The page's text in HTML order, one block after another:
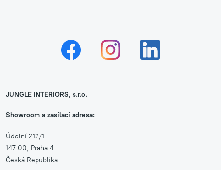
JUNGLE INTERIORS, s.r.o.
Showroom a zasílací adresa:
Údolní 212/1
147 00, Praha 4
Česká Republika